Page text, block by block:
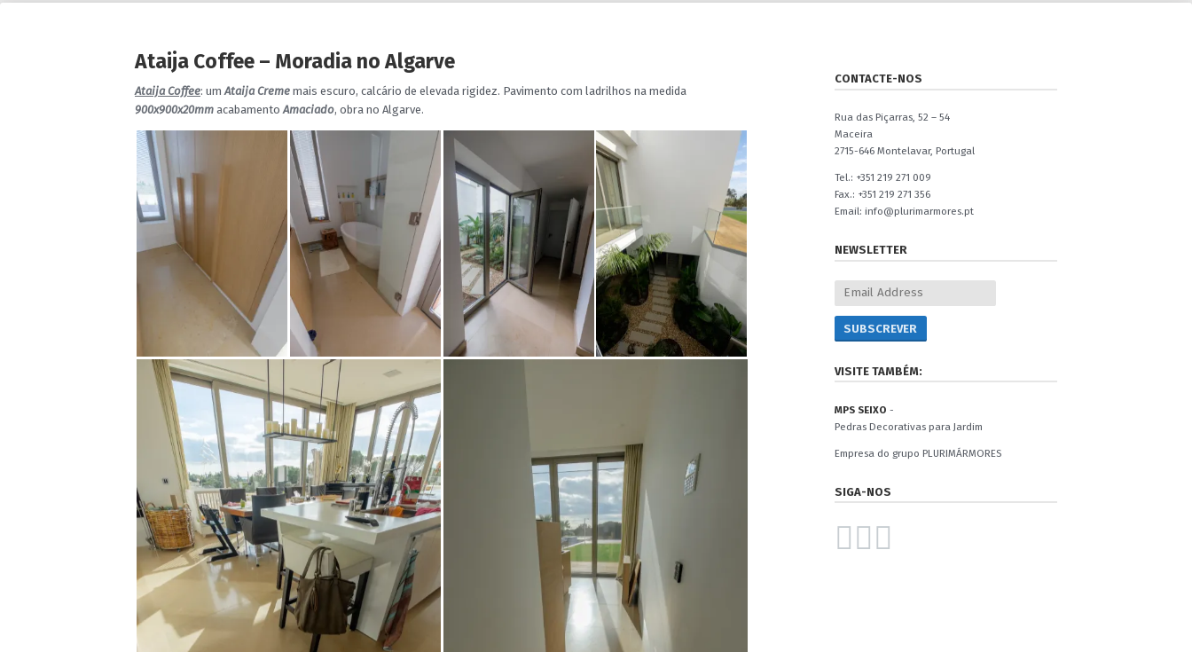
Ataija Coffee – Moradia no Algarve
Ataija Coffee: umAtaija Creme mais escuro, calcário de elevada rigidez. Pavimento com ladrilhos na medida
900x900x20mm acabamentoAmaciado, obra no Algarve.
CONTACTE-NOS
Rua das Piçarras, 52 – 54
Maceira
2715-646 Montelavar, Portugal
Tel.: +351 219 271 009
Fax.: +351 219 271 356
Email: info@plurimarmores.pt
NEWSLETTER
VISITE TAMBÉM:
MPS SEIXO -
Pedras Decorativas para Jardim
Empresa do grupo PLURIMÁRMORES
SIGA-NOS